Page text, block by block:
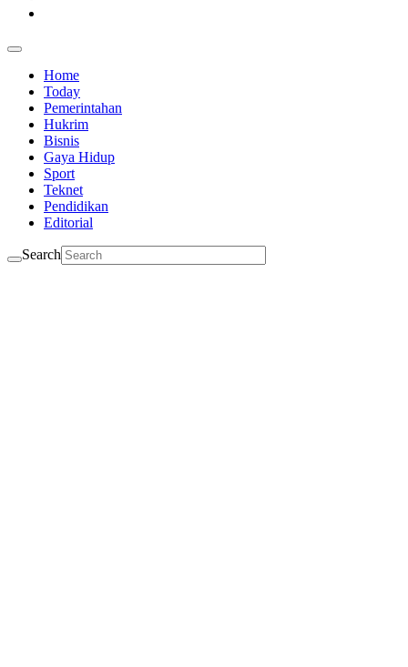
Home
Today
Pemerintahan
Hukrim
Bisnis
Gaya Hidup
Sport
Teknet
Pendidikan
Editorial
Search